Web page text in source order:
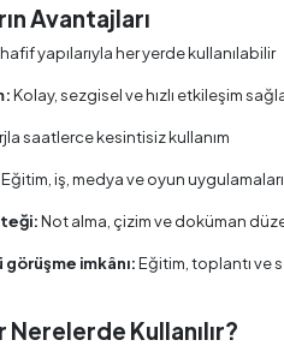
Avantajları
yapılarıyla her yerde kullanılabilir
Kolay, sezgisel ve hızlı etkileşim
saatlerce kesintisiz kullanım
Eğitim, iş, medya ve oyun uygulamaları
Not alma, çizim ve doküman
imkânı:Eğitim, toplantı ve
Kullanılır?